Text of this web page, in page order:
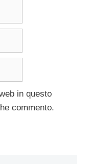
in questo
commento.